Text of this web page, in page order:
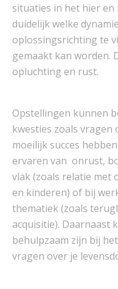
situaties in het hier en
duidelijk welke
oplossingsrichting te
gemaakt kan worden.
opluchting en rust.
Opstellingen kunnen
kwesties zoals vragen
moeilijk succes
ervaren van onrust,
vlak (zoals relatie met
en kinderen) of bij
thematiek (zoals
acquisitie). Daarnaast
behulpzaam zijn bij
vragen over je